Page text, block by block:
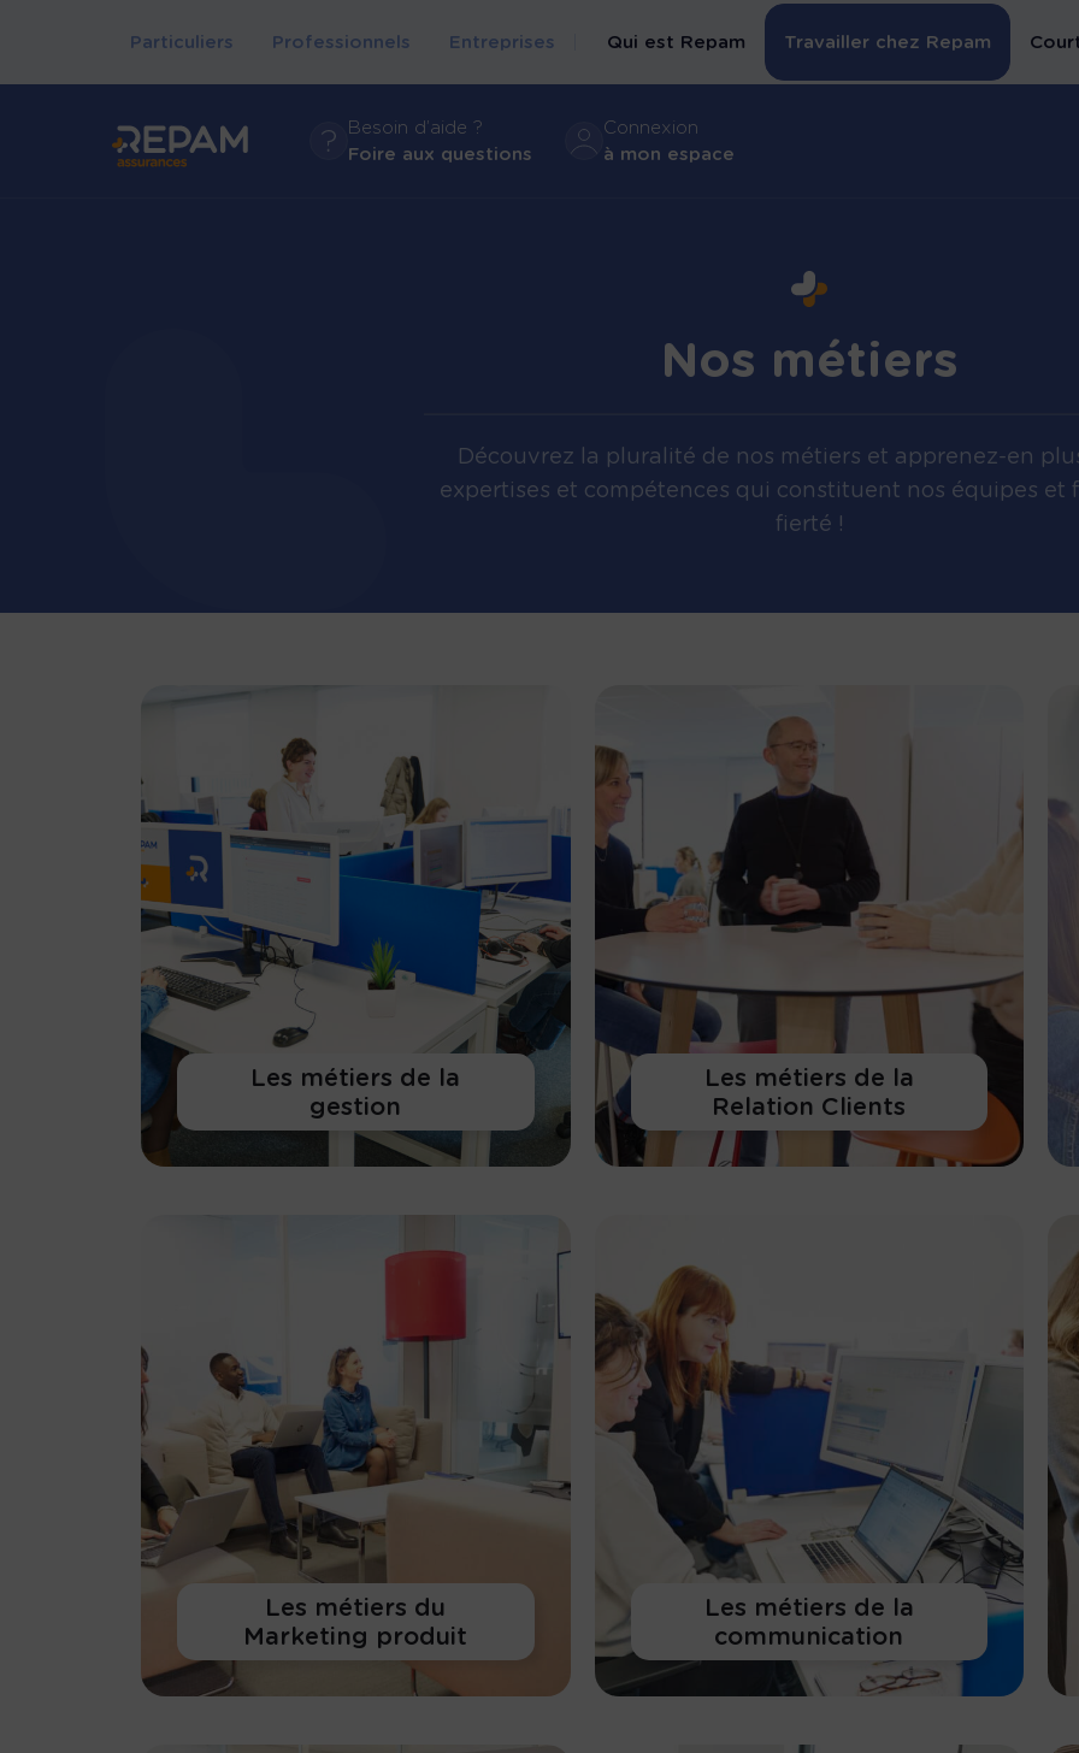
Particuliers Professionnels Entreprises Qui est Repam Travailler chez Repam
Recrutement
Besoin d’aide ?
Foire aux questions
Connexion
à mon espace
Espace gestion RH
Nos métiers
Découvrez la pluralité de nos métiers et apprenez-en
expertises et compétences qui constituent nos équipes et
fierté !
Les métiers de la
gestion
En savoir plus
Les métiers de la
Relation Clients
Les métiers du
Marketing produit
En savoir plus
Les métiers de la
communication
En savoir plus